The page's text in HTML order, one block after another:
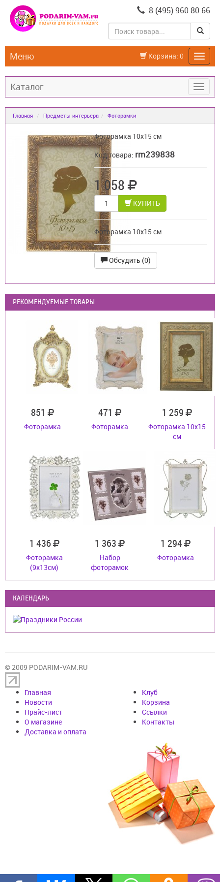
8 (495) 960 80 66
Корзина: 0
Меню
Каталог
Главная Предметы интерьера Фоторамки
Фоторамка 10х15 см
Код товара: rm239838
1 058
КУПИТЬ
Фоторамка 10х15 см
Обсудить (0)
РЕКОМЕНДУЕМЫЕ ТОВАРЫ
851
Фоторамка
471
Фоторамка
1 259
Фоторамка 10х15
см
1 436
Фоторамка
(9x13см)
1 363
Набор
фоторамок
1 294
Фоторамка
КАЛЕНДАРЬ
© 2009 PODARIM-VAM.RU
Главная
Новости
Прайс-лист
О магазине
Доставка и оплата
Клуб
Корзина
Cсылки
Контакты